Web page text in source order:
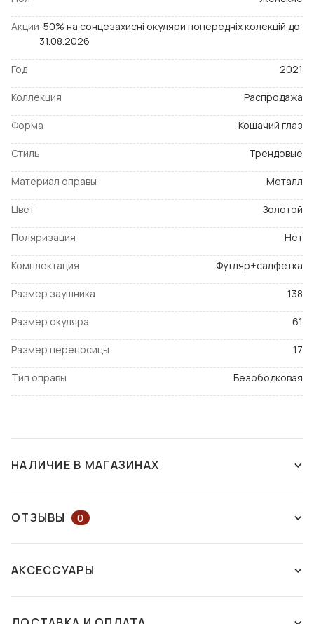
Акции-50% на сонцезахисні окуляри попередніх колекцій до
31.08.2026
Год 2021
Коллекция Распродажа
Форма Кошачий глаз
Стиль Трендовые
Материал оправы Металл
Цвет Золотой
Поляризация Нет
Комплектация Футляр+салфетка
Размер заушника 138
Размер окуляра 61
Размер переносицы 17
Тип оправы Безободковая
НАЛИЧИЕ В МАГАЗИНАХ
НАЛИЧИЕ В МАГАЗИНАХ
пр. Дмитрия Яворницкого, 46
Есть в
ОТЗЫВЫ 0
ВОПРОС КОНСУЛЬТАНТУ
АКСЕССУАРЫ